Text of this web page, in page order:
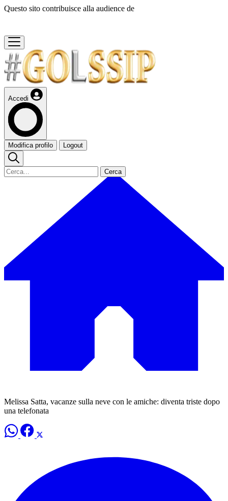
Questo sito contribuisce alla audience de
Accedi
Modifica profilo Logout
Cerca
Melissa Satta, vacanze sulla neve con le amiche: diventa triste dopo
una telefonata